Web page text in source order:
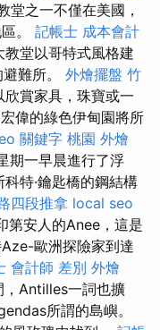
堂之一不僅在美國，
。 記帳士 成本會計
教堂以哥特式風格建
難所。 外燴擺盤 竹
賞家具，珠寶或一
偉的綠色伊甸園將所
關鍵字 桃園 外燴
期一早晨進行了浮
特·鑰匙橋的鋼結構
四段推拿 local seo
第安人的Anee，這是
歐洲探險家到達
會計師 差別 外燴
，Antilles一詞也擴
所謂的島嶼。